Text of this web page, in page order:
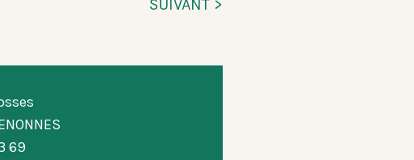
SUIVANT >
69